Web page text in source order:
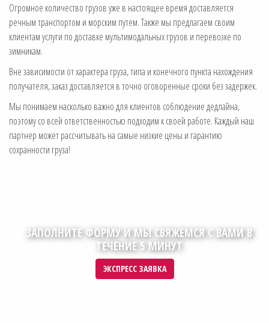
Огромное количество грузов уже в настоящее время доставляется
речным транспортом и морским путем. Также мы предлагаем своим
клиентам услуги по доставке мультимодальных грузов и перевозке по
зимникам.
Вне зависимости от характера груза, типа и конечного пункта нахождения
получателя, заказ доставляется в точно оговоренные сроки без задержек.
Мы понимаем насколько важно для клиентов соблюдение дедлайна,
поэтому со всей ответственностью подходим к своей работе. Каждый наш
партнер может рассчитывать на самые низкие цены и гарантию
сохранности груза!
ЗАПОЛНИТЕ ФОРМУ И МЫ СВЯЖЕМСЯ С ВАМИ В
ТЕЧЕНИЕ 5 МИНУТ
ЭКСПРЕСС ЗАЯВКА